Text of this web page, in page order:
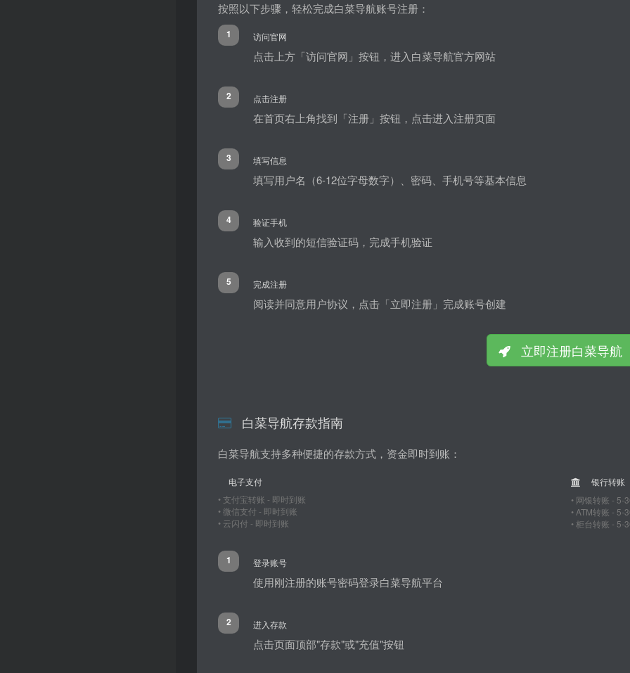
按照以下步骤，轻松完成白菜导航账号注册：
1 访问官网
点击上方「访问官网」按钮，进入白菜导航官方网站
2 点击注册
在首页右上角找到「注册」按钮，点击进入注册页面
3 填写信息
填写用户名（6-12位字母数字）、密码、手机号等基本信息
4 验证手机
输入收到的短信验证码，完成手机验证
5 完成注册
阅读并同意用户协议，点击「立即注册」完成账号创建
立即注册白菜导航
白菜导航存款指南
白菜导航支持多种便捷的存款方式，资金即时到账：
电子支付
• 支付宝转账 - 即时到账
• 微信支付 - 即时到账
• 云闪付 - 即时到账
银行转账
• 网银转账 - 5-
• ATM转账 - 5-
• 柜台转账 - 5-
1 登录账号
使用刚注册的账号密码登录白菜导航平台
2 进入存款
点击页面顶部"存款"或"充值"按钮